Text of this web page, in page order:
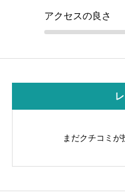
アクセスの良さ
まだクチコミが